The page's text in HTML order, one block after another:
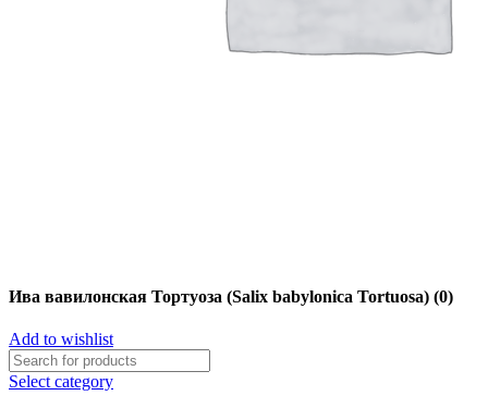
Ива вавилонская Тортуоза (Salix babylonica Tortuosa) (0)
Add to wishlist
Select category